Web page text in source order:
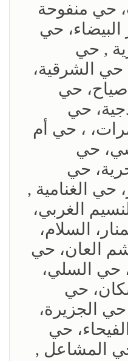
حي منفوحة
البيضاء، حي
, حي
حي الشرقية،
حي
حي
، حي أم
حي
حي
حي الغنامية ,
الغربي،
السلام،
العان، حي
حي السلي،
حي
حي الجزيرة،
حي
المشاعل ,